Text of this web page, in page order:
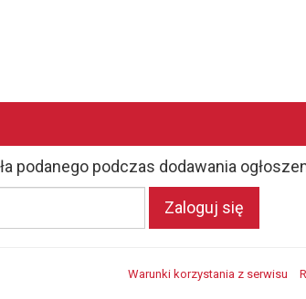
podanego podczas dodawania
Zaloguj się
Warunki korzystania z serwisu